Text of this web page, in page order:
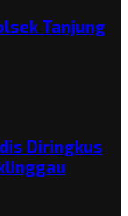
Tanjung
Diringkus